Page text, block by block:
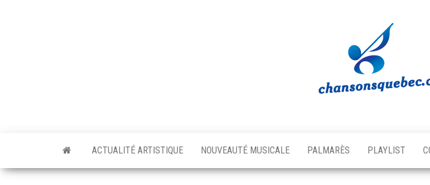
musicale
québécoise!
ACTUALITÉ ARTISTIQUE NOUVEAUTÉ MUSICALE PALMARÈS PLAYLIST